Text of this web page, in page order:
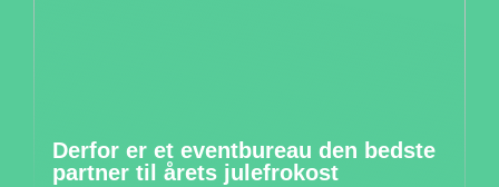
Derfor er et eventbureau den bedste
partner til årets julefrokost